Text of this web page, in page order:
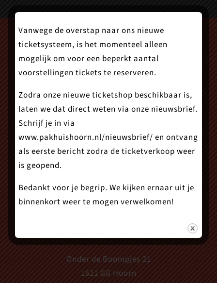
Onder de Boompjes 21
1621 GG Hoorn
Vanwege de overstap naar ons nieuwe
ticketsysteem, is het momenteel alleen
mogelijk om voor een beperkt aantal
voorstellingen tickets te reserveren.
Zodra onze nieuwe ticketshop beschikbaar is,
laten we dat direct weten via onze nieuwsbrief.
Schrijf je in via
www.pakhuishoorn.nl/nieuwsbrief/ en ontvang
als eerste bericht zodra de ticketverkoop weer
is geopend.
Bedankt voor je begrip. We kijken ernaar uit je
binnenkort weer te mogen verwelkomen!